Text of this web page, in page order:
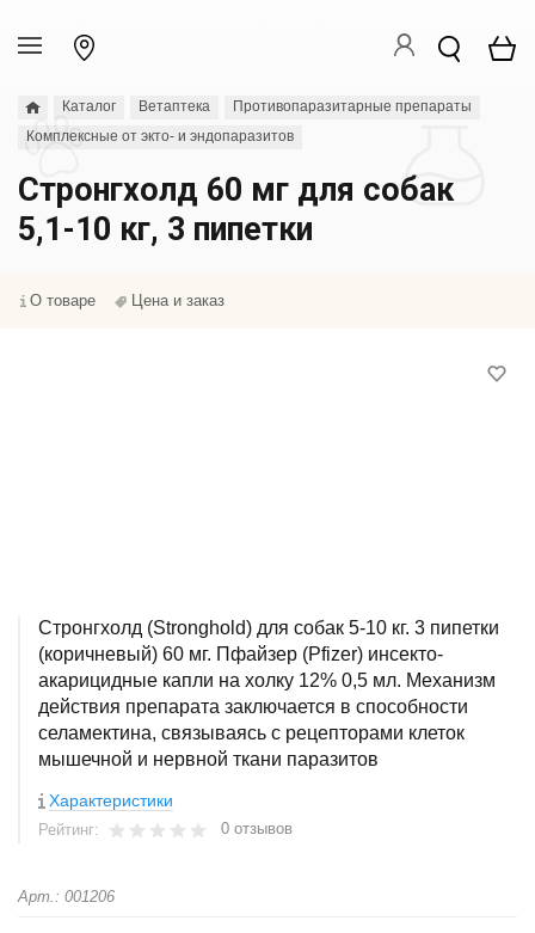
Каталог Ветаптека
Противопаразитарные препараты
Комплексные от экто- и эндопаразитов
Стронгхолд 60 мг для собак
5,1-10 кг, 3 пипетки
О товаре Цена и заказ
Стронгхолд (Strоnghоld) для собак 5-10 кг. 3 пипетки
(коричневый) 60 мг. Пфайзер (Pfizer) инсекто-
акарицидные капли на холку 12% 0,5 мл. Механизм
действия препарата заключается в способности
селамектина, связываясь с рецепторами клеток
мышечной и нервной ткани паразитов
Характеристики
Рейтинг: 0 отзывов
Арт.: 001206